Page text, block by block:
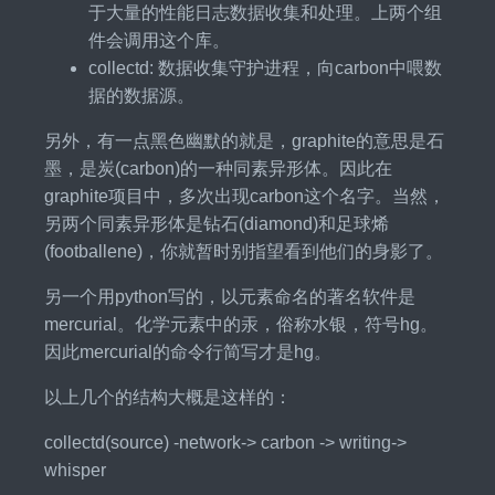
于大量的性能日志数据收集和处理。上两个组
件会调用这个库。
collectd: 数据收集守护进程，向carbon中喂数
据的数据源。
另外，有一点黑色幽默的就是，graphite的意思是石
墨，是炭(carbon)的一种同素异形体。因此在
graphite项目中，多次出现carbon这个名字。当然，
另两个同素异形体是钻石(diamond)和足球烯
(footballene)，你就暂时别指望看到他们的身影了。
另一个用python写的，以元素命名的著名软件是
mercurial。化学元素中的汞，俗称水银，符号hg。
因此mercurial的命令行简写才是hg。
以上几个的结构大概是这样的：
collectd(source) -network-> carbon -> writing->
whisper